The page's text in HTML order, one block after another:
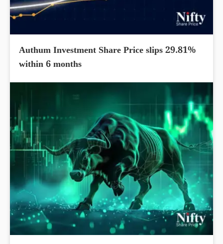
Authum Investment Share Price slips 29.81%
within 6 months